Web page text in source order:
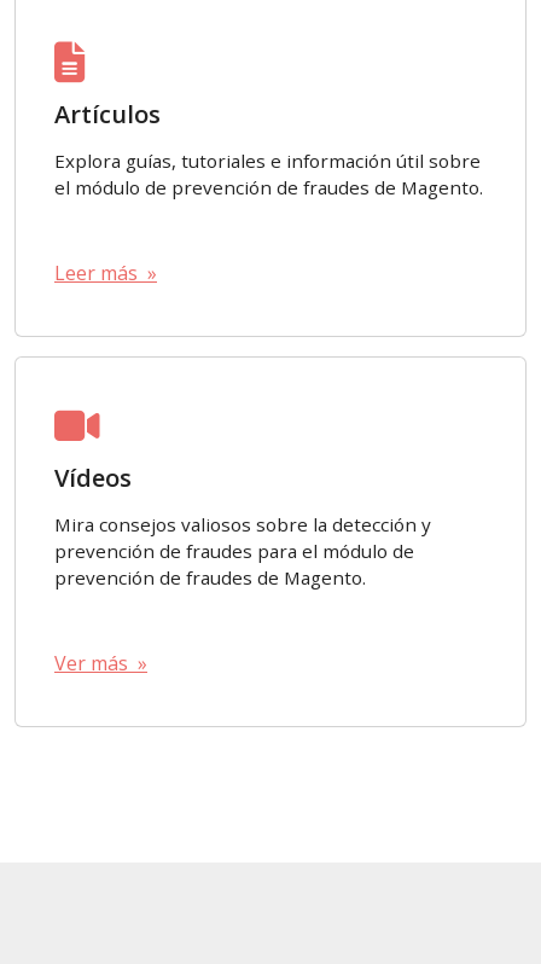
Artículos
Explora guías, tutoriales e información útil sobre
el módulo de prevención de fraudes de Magento.
Leer más »
Vídeos
Mira consejos valiosos sobre la detección y
prevención de fraudes para el módulo de
prevención de fraudes de Magento.
Ver más »